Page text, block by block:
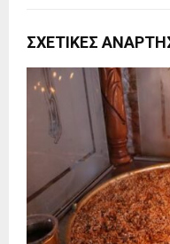
ΣΧΕΤΙΚΈΣ